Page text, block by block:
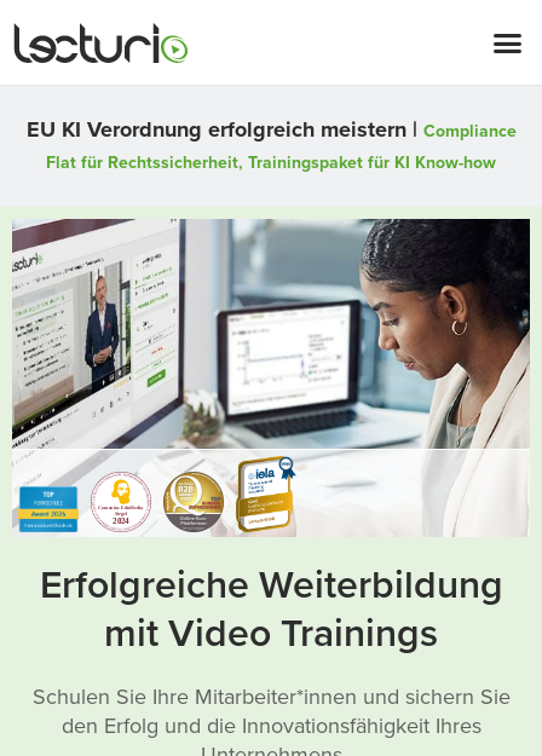
EU KI Verordnung erfolgreich meistern | Compliance
Flat für Rechtssicherheit, Trainingspaket für KI Know-how
Erfolgreiche Weiterbildung
mit Video Trainings
Schulen Sie Ihre Mitarbeiter*innen und sichern Sie
den Erfolg und die Innovationsfähigkeit Ihres